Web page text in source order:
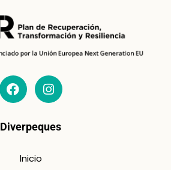
Diverpeques
Inicio